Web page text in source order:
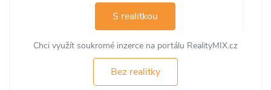
S realitkou
Chci využít soukromé inzerce na portálu RealityMIX.cz
Bez realitky